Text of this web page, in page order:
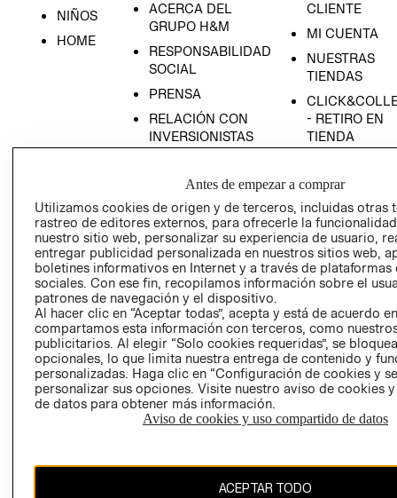
NIÑOS
HOME
ACERCA DEL
GRUPO H&M
RESPONSABILIDAD
SOCIAL
PRENSA
RELACIÓN CON
INVERSIONISTAS
EMPRESARIAL
CLIENTE
MI CUENTA
NUESTRAS
TIENDAS
- RETIRO EN
TIENDA
CONDICIONES
AVISO DE
PRIVACIDAD
GIFT CARD
AVISO DE
COOKIES
Chile ($)
Antes de empezar a comprar
Utilizamos cookies de origen y de terceros, incluidas otras
rastreo de editores externos, para ofrecerle la
nuestro sitio web, personalizar su experiencia de usuario,
entregar publicidad personalizada en nuestros sitios web,
boletines informativos en Internet y a través de plataformas
sociales. Con ese fin, recopilamos información sobre el
patrones de navegación y el dispositivo.
Al hacer clic en “Aceptar todas”, acepta y está de acuerdo
compartamos esta información con terceros, como
publicitarios. Al elegir “Solo cookies requeridas”, se
opcionales, lo que limita nuestra entrega de contenido y
personalizadas. Haga clic en “Configuración de cookies y
personalizar sus opciones. Visite nuestro aviso de cookies
de datos para obtener más información.
Aviso de cookies y uso compartido de datos
ACEPTAR TODO